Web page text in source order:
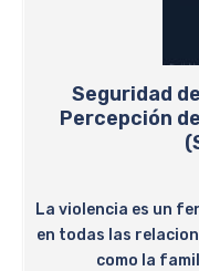
Seguridad
Percepción
La violencia es un
en todas las
como la